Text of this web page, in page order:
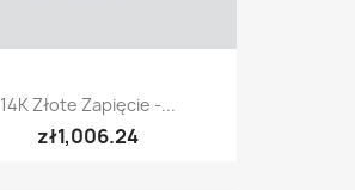
14K Złote Zapięcie -...
zł1,006.24